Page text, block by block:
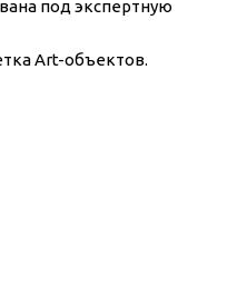
под экспертную
Art-объектов.